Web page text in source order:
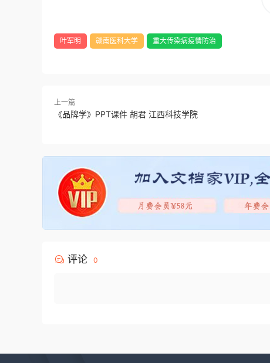
叶军明 赣南医科大学 重大传染病疫情防治
上一篇
《品牌学》PPT课件 胡君 江西科技学院
评论 0